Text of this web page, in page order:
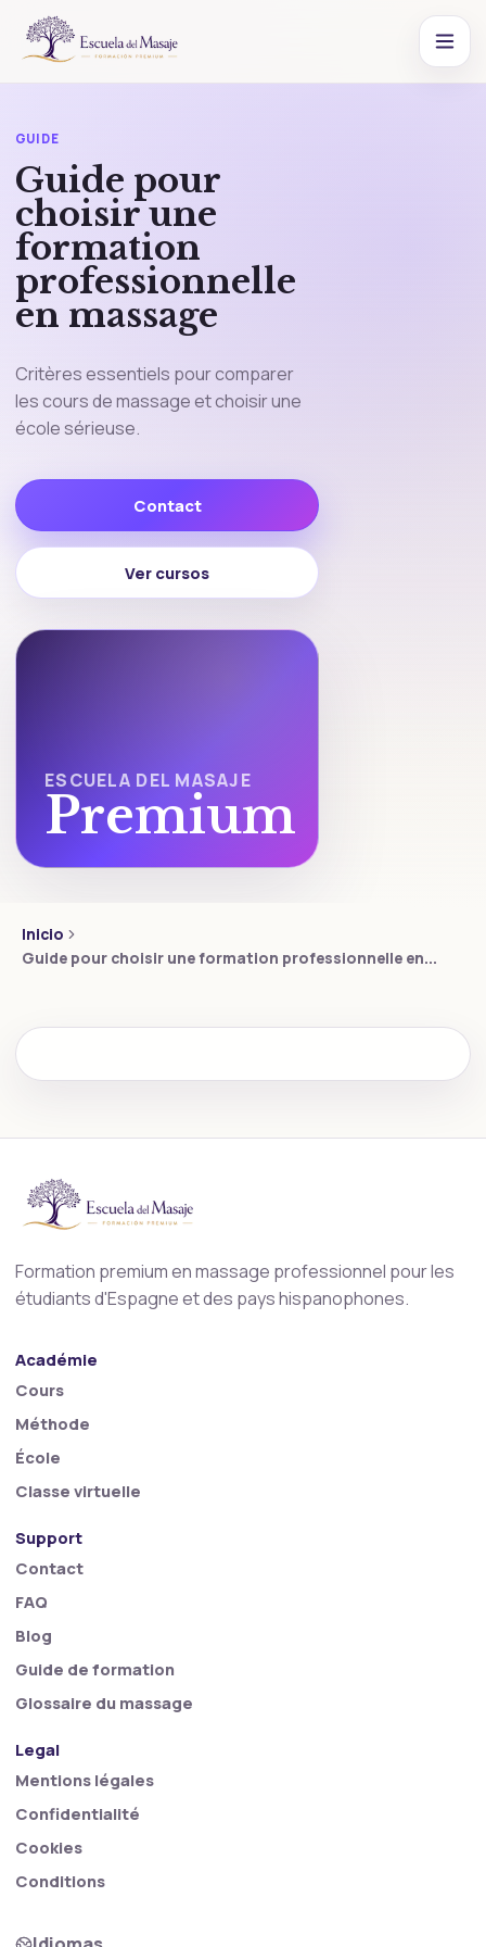
GUIDE
Guide pour
choisir une
formation
professionnelle
en massage
Critères essentiels pour comparer
les cours de massage et choisir une
école sérieuse.
Contact
Ver cursos
ESCUELA DEL MASAJE
Premium
Inicio
Guide pour choisir une formation professionnelle en...
Formation premium en massage professionnel pour les
étudiants d'Espagne et des pays hispanophones.
Académie
Cours
Méthode
École
Classe virtuelle
Support
Contact
FAQ
Blog
Guide de formation
Glossaire du massage
Legal
Mentions légales
Confidentialité
Cookies
Conditions